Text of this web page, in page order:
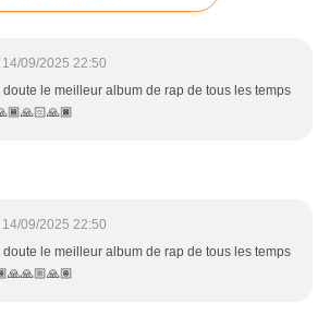
14/09/2025 22:50
le meilleur album de rap de tous les temps
14/09/2025 22:50
le meilleur album de rap de tous les temps